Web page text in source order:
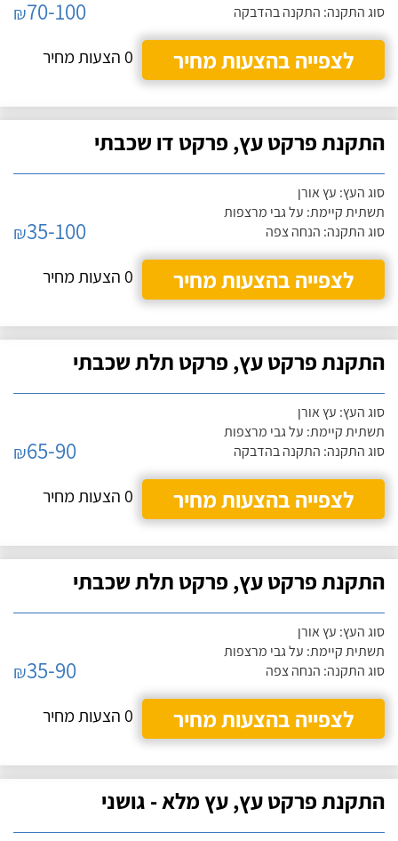
סוג התקנה: התקנה בהדבקה
₪70-100
לצפייה בהצעות מחיר
0 הצעות מחיר
התקנת פרקט עץ, פרקט דו שכבתי
סוג העץ: עץ אורן
תשתית קיימת: על גבי מרצפות
סוג התקנה: הנחה צפה
₪35-100
לצפייה בהצעות מחיר
0 הצעות מחיר
התקנת פרקט עץ, פרקט תלת שכבתי
סוג העץ: עץ אורן
תשתית קיימת: על גבי מרצפות
סוג התקנה: התקנה בהדבקה
₪65-90
לצפייה בהצעות מחיר
0 הצעות מחיר
התקנת פרקט עץ, פרקט תלת שכבתי
סוג העץ: עץ אורן
תשתית קיימת: על גבי מרצפות
סוג התקנה: הנחה צפה
₪35-90
לצפייה בהצעות מחיר
0 הצעות מחיר
התקנת פרקט עץ, עץ מלא - גושני